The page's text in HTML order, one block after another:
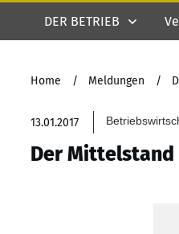
DER BETRIEB
Home / Meldungen /
13.01.2017
Der